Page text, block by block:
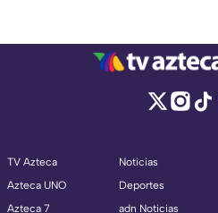
TV Azteca
Azteca UNO
Azteca 7
Noticias
Deportes
adn Noticias